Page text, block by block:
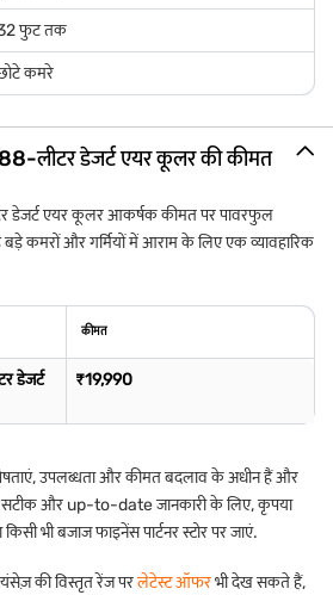
फुट तक
कमरे
लीटर डेजर्ट एयर कूलर की कीमत
एयर कूलर आकर्षक कीमत पर पावरफुल
कमरों और गर्मियों में आराम के लिए एक व्यावहारिक
कीमत
डेजर्ट
₹19,990
उपलब्धता और कीमत बदलाव के अधीन हैं और
और up-to-date जानकारी के लिए, कृपया
भी बजाज फाइनेंस पार्टनर स्टोर पर जाएं.
की विस्तृत रेंज परलेटेस्ट ऑफरभी देख सकते हैं,